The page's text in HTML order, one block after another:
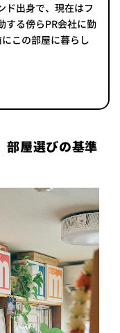
ド出身で、現在はフ
する傍らPR会社に勤
この部屋に暮らし
部屋選びの基準